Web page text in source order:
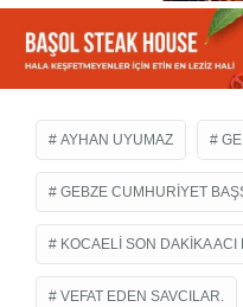
AYHAN UYUMAZ
GEBZE CUMHURIYET
KOCAELI SON DAKIKA ACI
VEFAT EDEN SAVCILAR.